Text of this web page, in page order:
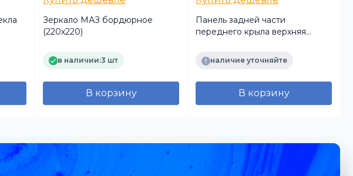
Зеркало МАЗ бордюрное
(220х220)
в наличии:3 шт
В корзину
Панель задней части
переднего крыла верхняя
наличие уточняйте
В корзину